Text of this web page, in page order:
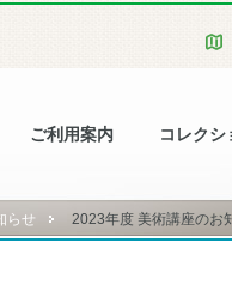
ご利用案内 コレクシ
らせ 2023年度 美術講座のお